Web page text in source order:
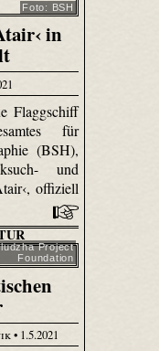
Foto: BSH
in
Flaggschiff
für
(BSH),
und
offiziell
Project
Foundation
• 1.5.2021